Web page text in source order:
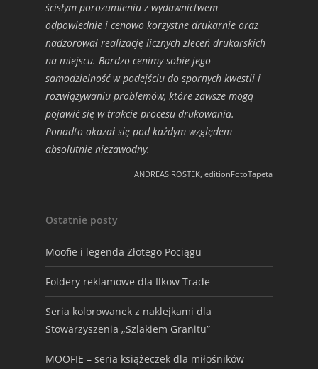
ścisłym porozumieniu z wydawnictwem
odpowiednie i cenowo korzystne drukarnie oraz
nadzorował realizację licznych zleceń drukarskich
na miejscu. Bardzo cenimy sobie jego
samodzielność w podejściu do spornych kwestii i
rozwiązywaniu problemów, które zawsze mogą
pojawić się w trakcie procesu drukowania.
Ponadto okazał się pod każdym względem
absolutnie niezawodny.
ANDREAS ROSTEK, editionFotoTapeta
Ostatnie posty
Moofie i legenda Złotego Pociągu
Foldery reklamowe dla Ilkow Trade
Seria kolorowanek z naklejkami dla
Stowarzyszenia „Szlakiem Granitu”
MOOFIE – seria książeczek dla miłośników